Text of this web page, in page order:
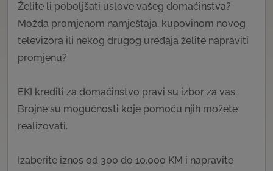
Želite li poboljšati uslove vašeg domaćinstva?
Možda promjenom namještaja, kupovinom novog
televizora ili nekog drugog uređaja želite napraviti
promjenu?
EKI krediti za domaćinstvo pravi su izbor za vas.
Brojne su mogućnosti koje pomoću njih možete
realizovati.
Izaberite iznos od 300 do 10.000 KM i napravite